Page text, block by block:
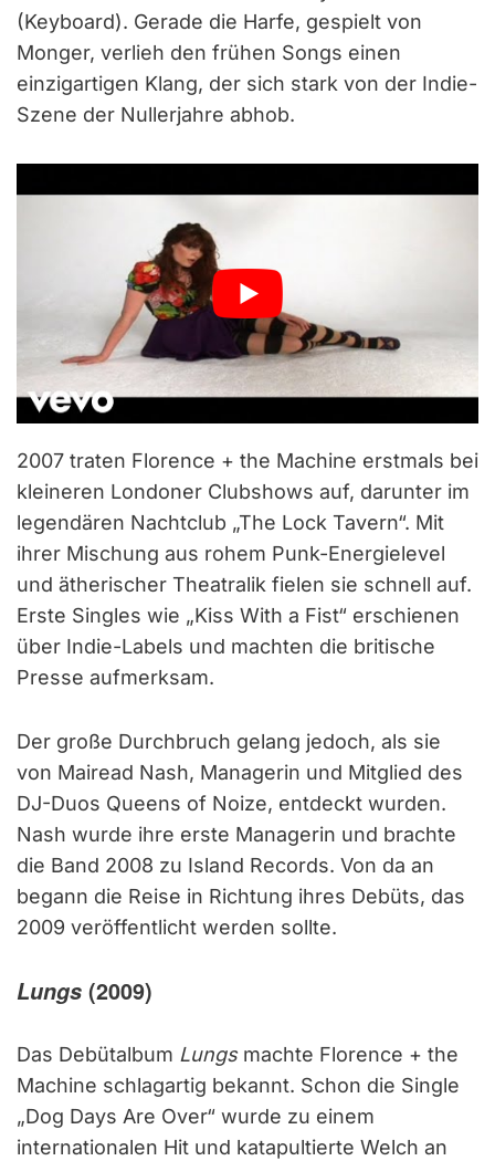
(Keyboard). Gerade die Harfe, gespielt von
Monger, verlieh den frühen Songs einen
einzigartigen Klang, der sich stark von der Indie-
Szene der Nullerjahre abhob.
2007 traten Florence + the Machine erstmals bei
kleineren Londoner Clubshows auf, darunter im
legendären Nachtclub „The Lock Tavern“. Mit
ihrer Mischung aus rohem Punk-Energielevel
und ätherischer Theatralik fielen sie schnell auf.
Erste Singles wie „Kiss With a Fist“ erschienen
über Indie-Labels und machten die britische
Presse aufmerksam.
Der große Durchbruch gelang jedoch, als sie
von Mairead Nash, Managerin und Mitglied des
DJ-Duos Queens of Noize, entdeckt wurden.
Nash wurde ihre erste Managerin und brachte
die Band 2008 zu Island Records. Von da an
begann die Reise in Richtung ihres Debüts, das
2009 veröffentlicht werden sollte.
Lungs (2009)
Das Debütalbum Lungsmachte Florence + the
Machine schlagartig bekannt. Schon die Single
„Dog Days Are Over“ wurde zu einem
internationalen Hit und katapultierte Welch an